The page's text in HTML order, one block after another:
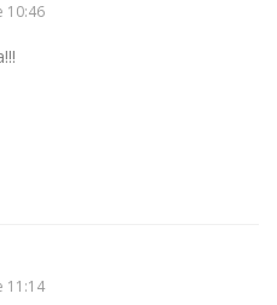
10:46
11:14